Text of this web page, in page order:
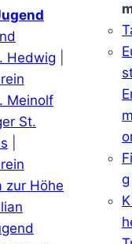
Hedwig
Meinolf
St.
zur Höhe
g